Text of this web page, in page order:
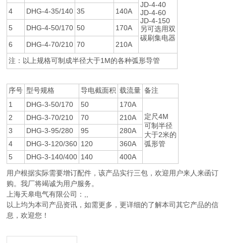
JD-4-40
JD-4-60
JD-4-150
另可选用双
碳刷集电器
4 DHG-4-35/140 35 140A
5 DHG-4-50/170 50 170A
6 DHG-4-70/210 70
210A
注：以上规格可制成半径大于1M的各种弧形导管
序号 型号规格 导电截面积 载流量 备注
1
DHG-3-50/170 50
170A
定尺4M
可制半径
大于2米的
弧形管
2 DHG-3-70/210 70
210A
3
DHG-3-95/280 95
280A
4
DHG-3-120/360 120
360A
5
DHG-3-140/400 140
400A
用户根据实际需要增订配件，该产品实行三包，欢迎用户来人来函订
购。我厂将竭诚为用户服务。
上海天皋电气有限公司：,,
以上均为本司产品资讯，如需更多，更详细的了解本司其它产品的信
息，欢迎您！